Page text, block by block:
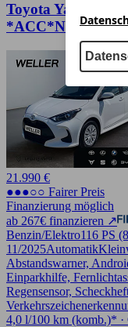
Toyota Yaris
21.990 €
●●●○○ Fairer Preis
Finanzierung möglich
ab 267€ finanzieren ↗
Benzin/Elektro116 PS
11/2025Automatik
Abstandswarner,
Einparkhilfe,
Regensensor,
4,0 l/100 km (komb.)* ·